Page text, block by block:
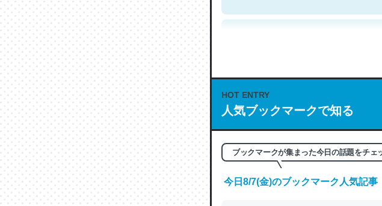
─GPTの仕組みと限界についての考察（１）
これは良記事。32768トークンだと英
の伏線」は回収されないけど、短期
やすく強くなりそう
HOT ENTRY
人気ブックマークで知る
ブックマークが集まった今日の話題をチェ
今日8/7(金)のブックマーク人気記事